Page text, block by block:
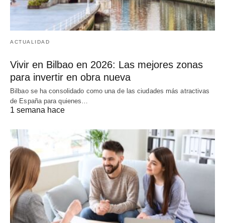
ACTUALIDAD
Vivir en Bilbao en 2026: Las mejores zonas
para invertir en obra nueva
Bilbao se ha consolidado como una de las ciudades más atractivas
de España para quienes…
1 semana hace